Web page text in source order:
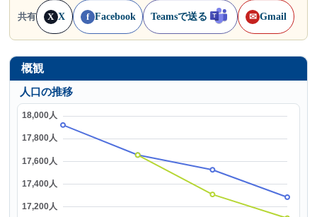
共有 X X f Facebook Teamsで送る ✉ Gmail
概観
人口の推移